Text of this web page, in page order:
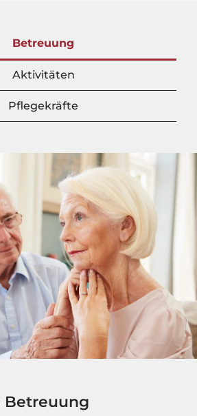
Betreuung
Aktivitäten
Pflegekräfte
Betreuung